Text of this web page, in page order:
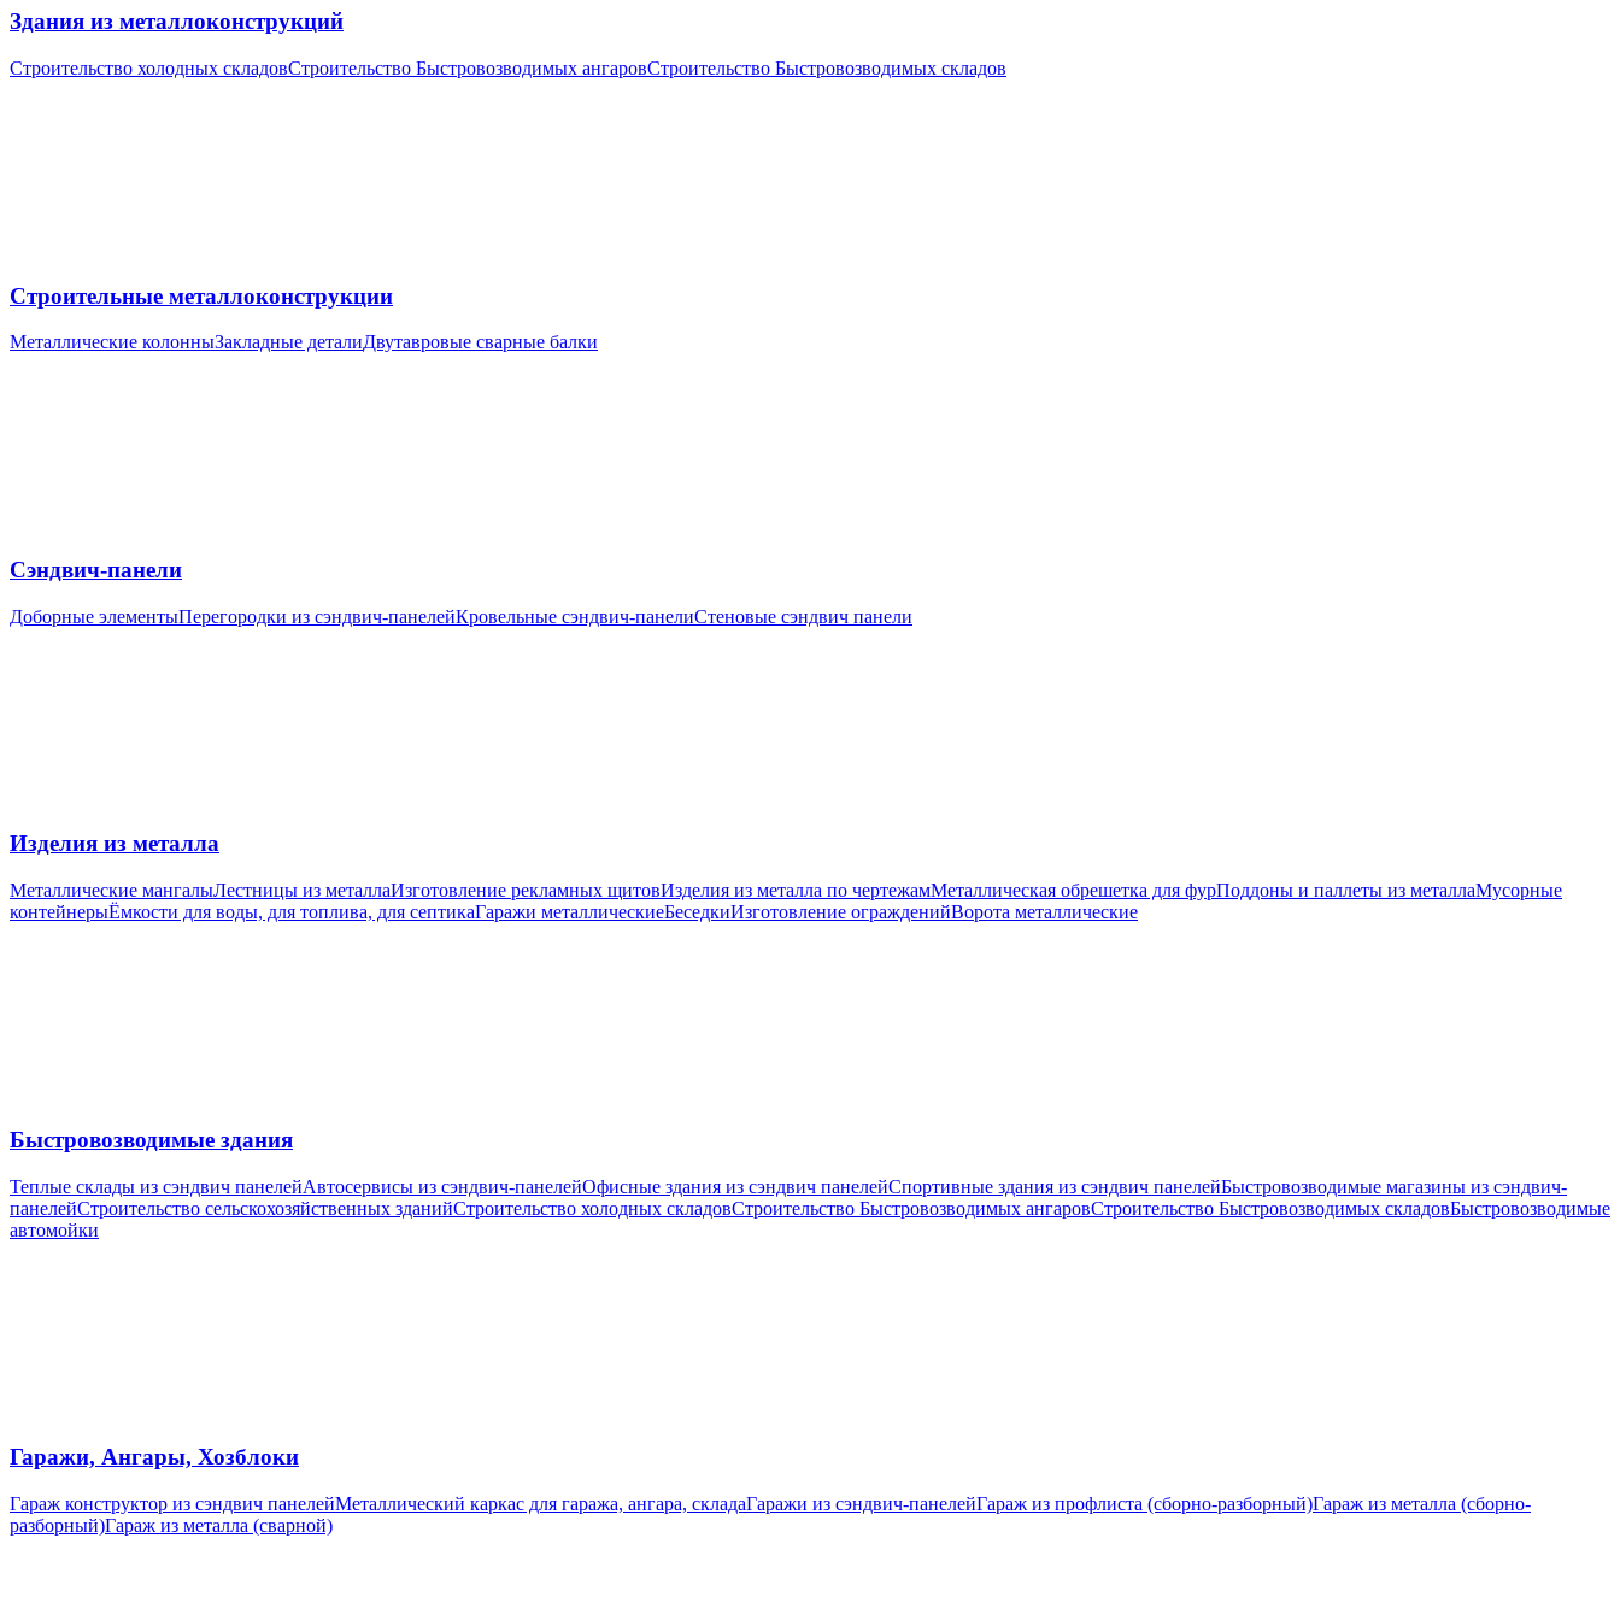
Здания из металлоконструкций
Строительство холодных складовСтроительство Быстровозводимых ангаровСтроительство Быстровозводимых складов
Строительные металлоконструкции
Металлические колонныЗакладные деталиДвутавровые сварные балки
Сэндвич-панели
Доборные элементыПерегородки из сэндвич-панелейКровельные сэндвич-панелиСтеновые сэндвич панели
Изделия из металла
Металлические мангалыЛестницы из металлаИзготовление рекламных щитовИзделия из металла по чертежамМеталлическая обрешетка для фурПоддоны и паллеты из металлаМусорные
контейнерыЁмкости для воды, для топлива, для септикаГаражи металлическиеБеседкиИзготовление огражденийВорота металлические
Быстровозводимые здания
Теплые склады из сэндвич панелейАвтосервисы из сэндвич-панелейОфисные здания из сэндвич панелейСпортивные здания из сэндвич панелейБыстровозводимые магазины из сэндвич-
панелейCтроительство сельскохозяйственных зданийСтроительство холодных складовСтроительство Быстровозводимых ангаровСтроительство Быстровозводимых складовБыстровозводимые
автомойки
Гаражи, Ангары, Хозблоки
Гараж конструктор из сэндвич панелейМеталлический каркас для гаража, ангара, складаГаражи из сэндвич-панелейГараж из профлиста (сборно-разборный)Гараж из металла (сборно-
разборный)Гараж из металла (сварной)